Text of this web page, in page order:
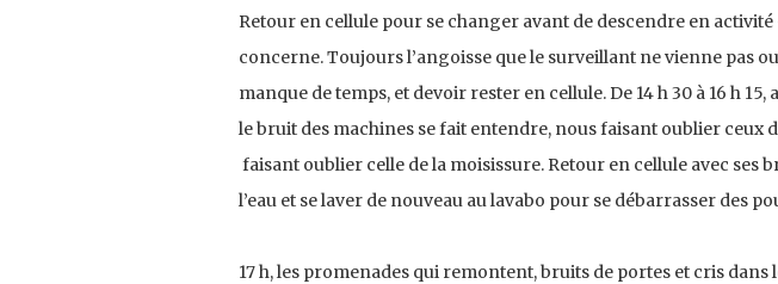
Retour en cellule pour se changer avant de descendre en
concerne. Toujours l’angoisse que le surveillant ne vienne pas
manque de temps, et devoir rester en cellule. De 14 h 30 à 16 h
le bruit des machines se fait entendre, nous faisant oublier ceux
faisant oublier celle de la moisissure. Retour en cellule avec ses
l’eau et se laver de nouveau au lavabo pour se débarrasser des
17 h, les promenades qui remontent, bruits de portes et cris dans